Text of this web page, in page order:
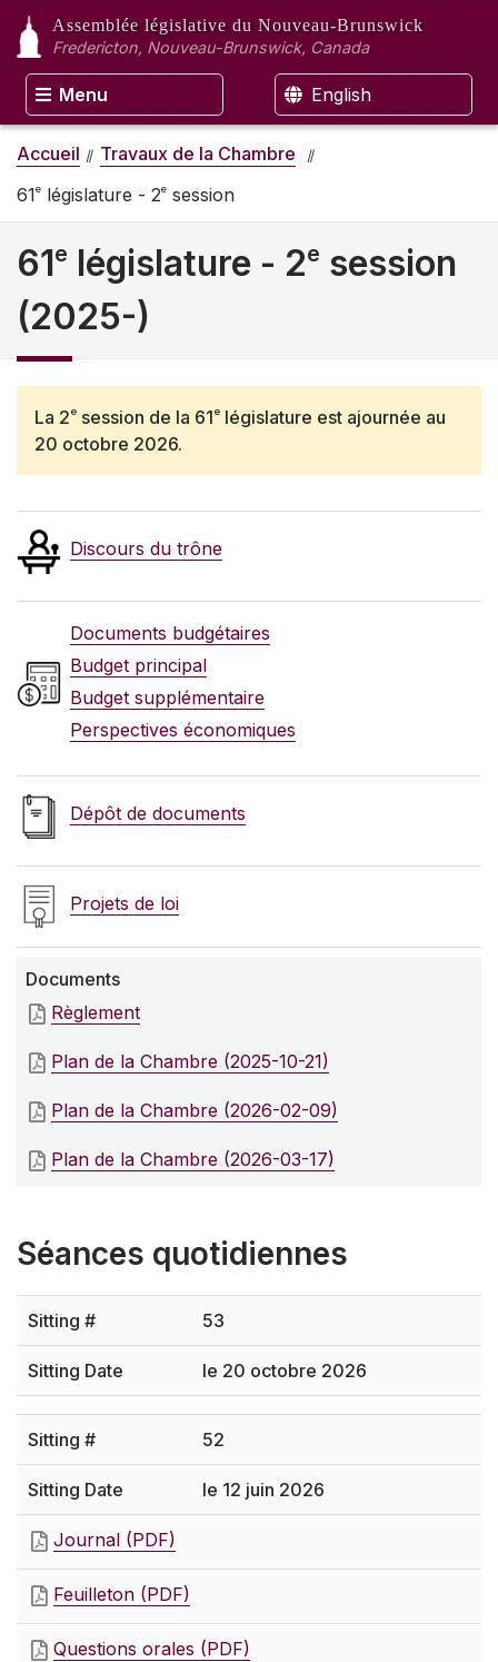
Assemblée législative du Nouveau-Brunswick
Fredericton, Nouveau-Brunswick, Canada
Menu English
Accueil
Travaux de la Chambre
61e législature - 2e session
61e législature - 2e session
(2025-)
La 2e session de la 61e législature est ajournée au
20 octobre 2026.
Discours du trône
Documents budgétaires
Budget principal
Budget supplémentaire
Perspectives économiques
Dépôt de documents
Projets de loi
Documents
Règlement
Plan de la Chambre (2025-10-21)
Plan de la Chambre (2026-02-09)
Plan de la Chambre (2026-03-17)
Séances quotidiennes
53
le 20 octobre 2026
52
le 12 juin 2026
Journal (PDF)
Feuilleton (PDF)
Questions orales (PDF)